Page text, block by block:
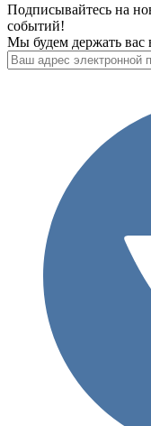
Подписывайтесь на
событий!
Мы будем держать вас